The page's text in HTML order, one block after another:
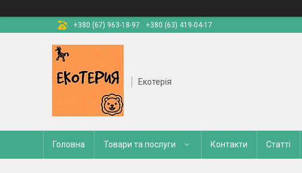
+380 (67) 963-18-97
+380 (63) 419-04-17
Екотерія
Головна Товари та послуги Контакти Статті